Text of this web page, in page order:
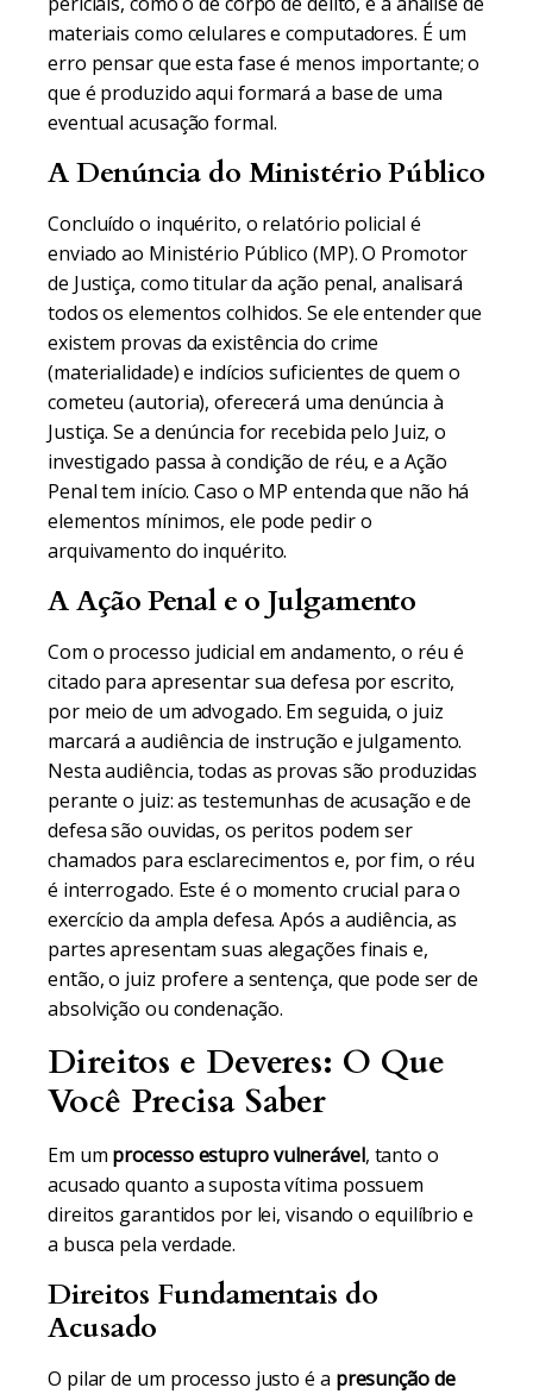
materiais como celulares e computadores. É um
erro pensar que esta fase é menos importante; o
que é produzido aqui formará a base de uma
eventual acusação formal.
A Denúncia do Ministério Público
Concluído o inquérito, o relatório policial é
enviado ao Ministério Público (MP). O Promotor
de Justiça, como titular da ação penal, analisará
todos os elementos colhidos. Se ele entender que
existem provas da existência do crime
(materialidade) e indícios suficientes de quem o
cometeu (autoria), oferecerá uma denúncia à
Justiça. Se a denúncia for recebida pelo Juiz, o
investigado passa à condição de réu, e a Ação
Penal tem início. Caso o MP entenda que não há
elementos mínimos, ele pode pedir o
arquivamento do inquérito.
A Ação Penal e o Julgamento
Com o processo judicial em andamento, o réu é
citado para apresentar sua defesa por escrito,
por meio de um advogado. Em seguida, o juiz
marcará a audiência de instrução e julgamento.
Nesta audiência, todas as provas são produzidas
perante o juiz: as testemunhas de acusação e de
defesa são ouvidas, os peritos podem ser
chamados para esclarecimentos e, por fim, o réu
é interrogado. Este é o momento crucial para o
exercício da ampla defesa. Após a audiência, as
partes apresentam suas alegações finais e,
então, o juiz profere a sentença, que pode ser de
absolvição ou condenação.
Direitos e Deveres: O Que
Você Precisa Saber
Em um processo estupro vulnerável, tanto o
acusado quanto a suposta vítima possuem
direitos garantidos por lei, visando o equilíbrio e
a busca pela verdade.
Direitos Fundamentais do
Acusado
O pilar de um processo justo é a presunção de